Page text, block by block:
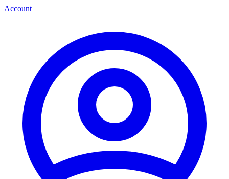
Account